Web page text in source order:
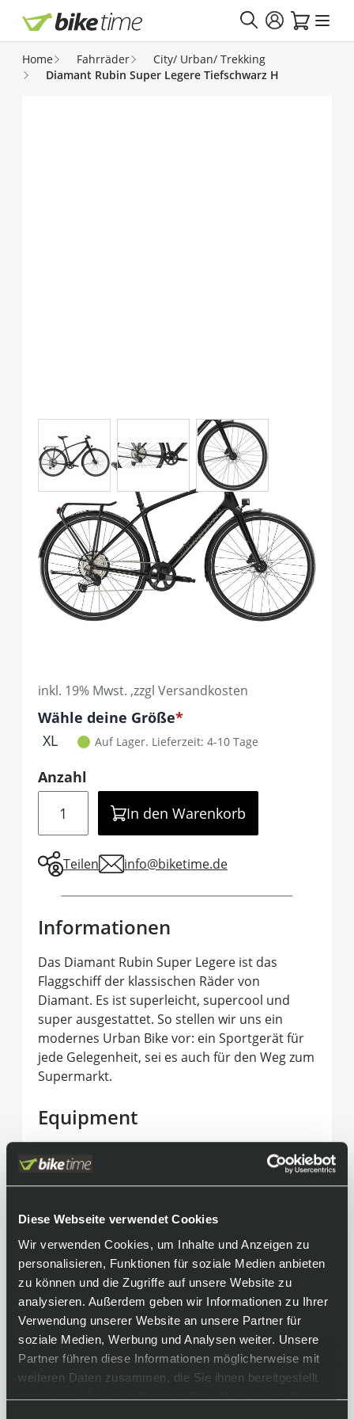
Diese Webseite verwendet Cookies
Wir verwenden Cookies, um Inhalte und Anzeigen zu
personalisieren, Funktionen für soziale Medien anbieten
zu können und die Zugriffe auf unsere Website zu
analysieren. Außerdem geben wir Informationen zu Ihrer
Verwendung unserer Website an unsere Partner für
soziale Medien, Werbung und Analysen weiter. Unsere
Partner führen diese Informationen möglicherweise mit
weiteren Daten zusammen, die Sie ihnen bereitgestellt
haben oder die sie im Rahmen Ihrer Nutzung der Dienste
Direkt zum Inhalt
Home Fahrräder
City/ Urban/ Trekking
Diamant Rubin Super Legere Tiefschwarz H
Diamant Rubin Super Legere
Tiefschwarz H
Art.-Nr.P109762
UVP 1.999,00 €
inkl. 19% Mwst. ,zzgl Versandkosten
Optionen
Wähle deine Größe
It is required to select one of the available
XL Auf Lager. Lieferzeit: 4-10 Tage
Anzahl
In den Warenkorb
Teilen info@biketime.de
View larger imageView larger image
Informationen
Das Diamant Rubin Super Legere ist das
Flaggschiff der klassischen Räder von
Diamant. Es ist superleicht, supercool und
super ausgestattet. So stellen wir uns ein
modernes Urban Bike vor: ein Sportgerät für
jede Gelegenheit, sei es auch für den Weg zum
Supermarkt.
Equipment
Das abgebildete Fahrrad kann aufgrund
unterschiedlicher Konfigurationen vom
beachte hierfür unsere technischen Daten!
Rahmen:
leichter Carbonrahmen mit sportiver
Geometrie / innenverlegte Züge / Doutrap
kompatibel
Gabel:
Carbongabel